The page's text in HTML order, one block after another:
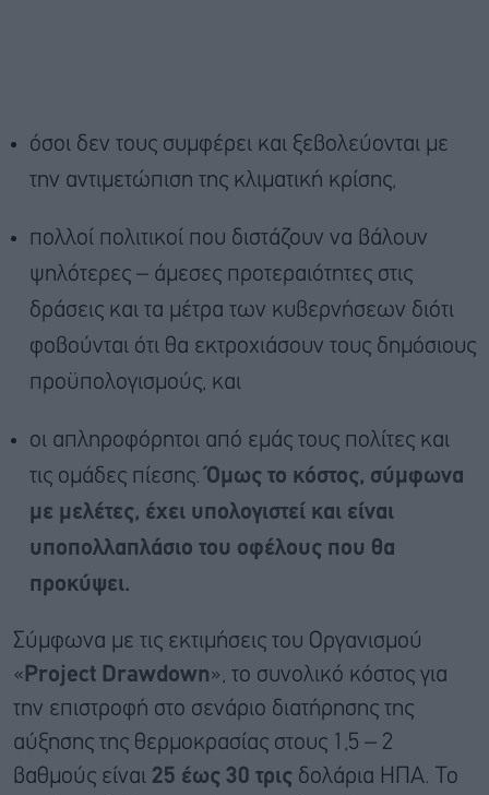
όσοι δεν τους συμφέρει και ξεβολεύονται με
την αντιμετώπιση της κλιματική κρίσης,
πολλοί πολιτικοί που διστάζουν να βάλουν
ψηλότερες – άμεσες προτεραιότητες στις
δράσεις και τα μέτρα των κυβερνήσεων διότι
φοβούνται ότι θα εκτροχιάσουν τους δημόσιους
προϋπολογισμούς, και
οι απληροφόρητοι από εμάς τους πολίτες και
τις ομάδες πίεσης.Όμως το κόστος, σύμφωνα
με μελέτες, έχει υπολογιστεί και είναι
υποπολλαπλάσιο του οφέλους που θα
προκύψει.
Σύμφωνα με τις εκτιμήσεις του Οργανισμού
« Project Drawdown», το συνολικό κόστος για
την επιστροφή στο σενάριο διατήρησης της
αύξησης της θερμοκρασίας στους 1,5 – 2
βαθμούς είναι 25 έως 30 τρις δολάρια ΗΠΑ. Το